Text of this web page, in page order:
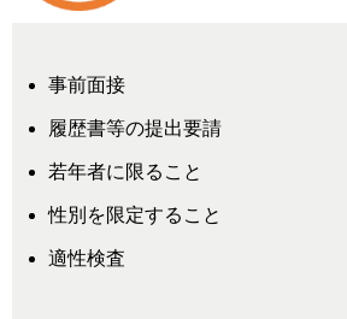
事前面接
履歴書等の提出要請
若年者に限ること
性別を限定すること
適性検査